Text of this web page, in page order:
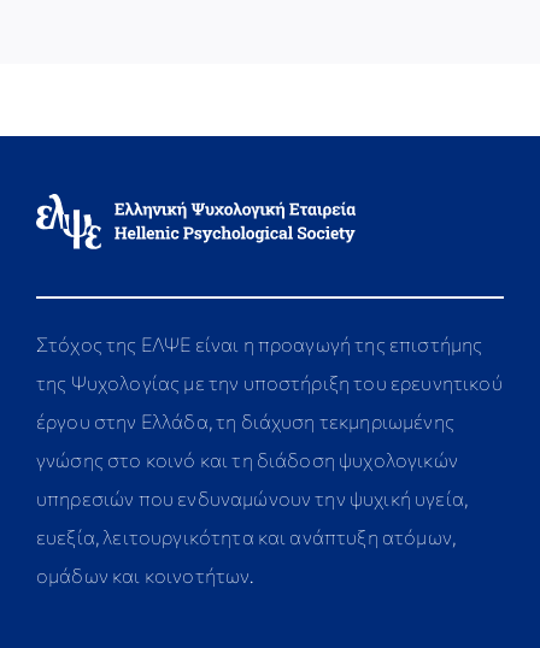
Στόχος της ΕΛΨΕ είναι η προαγωγή της επιστήμης
της Ψυχολογίας με την υποστήριξη του ερευνητικού
έργου στην Ελλάδα, τη διάχυση τεκμηριωμένης
γνώσης στο κοινό και τη διάδοση ψυχολογικών
υπηρεσιών που ενδυναμώνουν την ψυχική υγεία,
ευεξία, λειτουργικότητα και ανάπτυξη ατόμων,
ομάδων και κοινοτήτων.